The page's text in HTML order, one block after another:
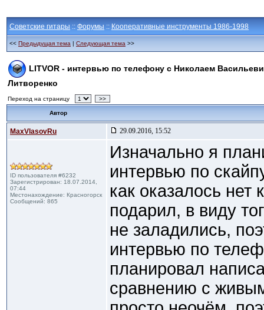
Советские гитары :: Форумы :: Кооперативные инструменты 1986-1998
<< Предыдущая тема | Следующая тема >>
LITVOR - интервью по телефону с Николаем
Литворенко
Переход на страницу >>
Автор
MaxVlasovRu 29.09.2016, 15:52
ID пользователя #6232
Зарегистрирован: 18.07.2014,
07:44
Местонахождение: Красногорск
Сообщений: 865
Изначально я
интервью по
как оказалось нет
подарил, в виду
не заладились,
интервью по
планировал
сравнению с